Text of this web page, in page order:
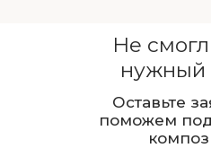
Не
нужный
Оставьте
поможем